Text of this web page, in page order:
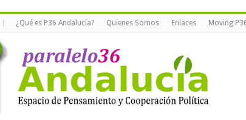
¿Qué es P36 Andalucía? Quienes Somos Enlaces Moving